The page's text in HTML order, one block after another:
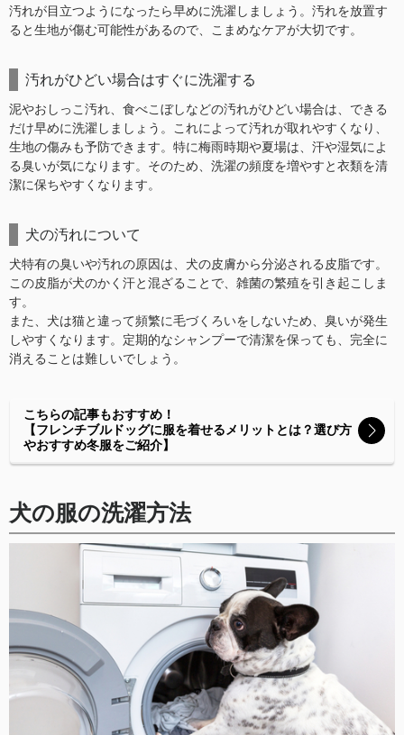
汚れが目立つようになったら早めに洗濯しましょう。汚れを放置す
ると生地が傷む可能性があるので、こまめなケアが大切です。
汚れがひどい場合はすぐに洗濯する
泥やおしっこ汚れ、食べこぼしなどの汚れがひどい場合は、できる
だけ早めに洗濯しましょう。これによって汚れが取れやすくなり、
生地の傷みも予防できます。特に梅雨時期や夏場は、汗や湿気によ
る臭いが気になります。そのため、洗濯の頻度を増やすと衣類を清
潔に保ちやすくなります。
犬の汚れについて
犬特有の臭いや汚れの原因は、犬の皮膚から分泌される皮脂です。
この皮脂が犬のかく汗と混ざることで、雑菌の繁殖を引き起こしま
す。
また、犬は猫と違って頻繁に毛づくろいをしないため、臭いが発生
しやすくなります。定期的なシャンプーで清潔を保っても、完全に
消えることは難しいでしょう。
こちらの記事もおすすめ！
【フレンチブルドッグに服を着せるメリットとは？選び方
やおすすめ冬服をご紹介】
犬の服の洗濯方法